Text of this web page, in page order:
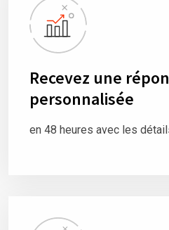
Recevez une
personnalisée
en 48 heures avec les